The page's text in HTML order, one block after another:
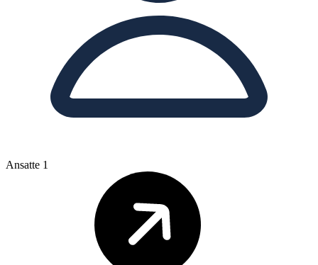
Ansatte 1